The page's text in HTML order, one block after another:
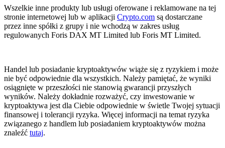
Wszelkie inne produkty lub usługi oferowane i reklamowane na tej
stronie internetowej lub w aplikacji Crypto.com są dostarczane
przez inne spółki z grupy i nie wchodzą w zakres usług
regulowanych Foris DAX MT Limited lub Foris MT Limited.
Handel lub posiadanie kryptoaktywów wiąże się z ryzykiem i może
nie być odpowiednie dla wszystkich. Należy pamiętać, że wyniki
osiągnięte w przeszłości nie stanowią gwarancji przyszłych
wyników. Należy dokładnie rozważyć, czy inwestowanie w
kryptoaktywa jest dla Ciebie odpowiednie w świetle Twojej sytuacji
finansowej i tolerancji ryzyka. Więcej informacji na temat ryzyka
związanego z handlem lub posiadaniem kryptoaktywów można
znaleźć tutaj.